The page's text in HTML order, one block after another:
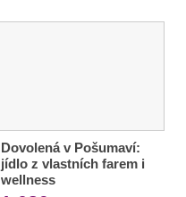
Dovolená v Pošumaví:
jídlo z vlastních farem i
wellness